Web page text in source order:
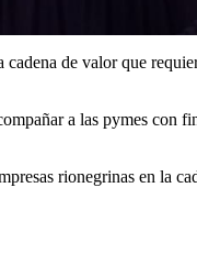
de valor que
a las pymes con
rionegrinas en la